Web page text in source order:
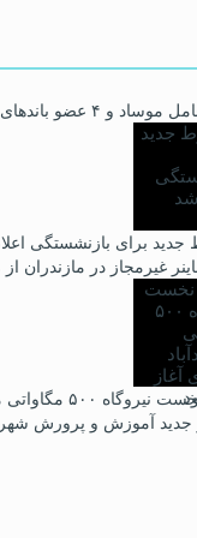
برای بازنشستگی
۵۰۰ مگاواتی محمودآباد به‌زودی آغاز می‌شود
جدید آموزش و پرورش